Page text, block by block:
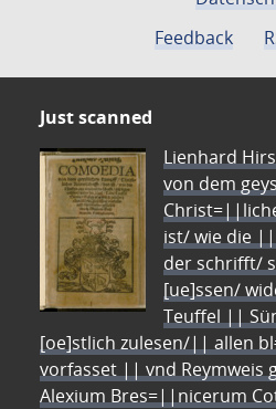
Feedback
Just scanned
Lienhard
von dem
ist/ wie die
der schrifft/
[ue]ssen/
Teuffel ||
[oe]stlich zulesen/|| allen
vorfasset || vnd Reymweis
Alexium Bres=||nicerum